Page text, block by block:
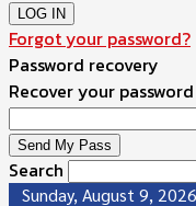
Forgot your password?
Password recovery
Recover your password
Search
Sunday, August 9, 2026